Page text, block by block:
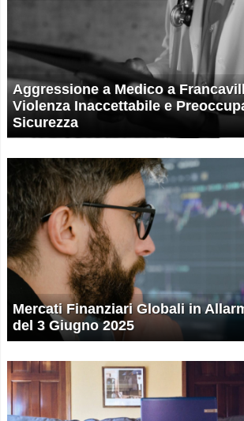
Aggressione a Medico a
Violenza Inaccettabile e
Sicurezza
Mercati Finanziari Globali in
del 3 Giugno 2025